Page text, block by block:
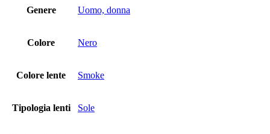
Genere Uomo, donna
Colore Nero
Colore lente Smoke
Tipologia lenti Sole